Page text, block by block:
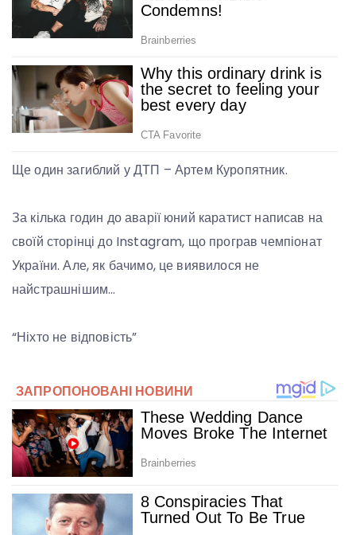
Ще один загиблий у ДТП – Артем Куропятник.
За кілька годин до аварії юний каратист написав на
своїй сторінці до Instagram, що програв чемпіонат
України. Але, як бачимо, це виявилося не
найстрашнішим…
“Ніхто не відповість”